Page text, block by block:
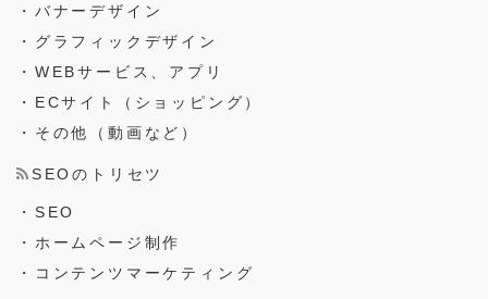
・バナーデザイン
・グラフィックデザイン
・WEBサービス、アプリ
・ECサイト（ショッピング）
・その他（動画など）
SEOのトリセツ
・SEO
・ホームページ制作
・コンテンツマーケティング